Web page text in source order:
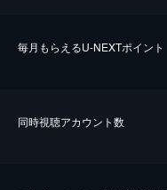
毎⽉もらえるU-NEXTポイント
同時視聴アカウント数